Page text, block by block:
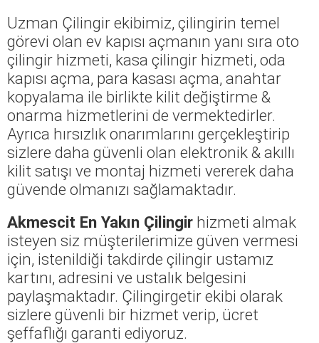
Uzman Çilingir ekibimiz, çilingirin temel
görevi olan ev kapısı açmanın yanı sıra oto
çilingir hizmeti, kasa çilingir hizmeti, oda
kapısı açma, para kasası açma, anahtar
kopyalama ile birlikte kilit değiştirme &
onarma hizmetlerini de vermektedirler.
Ayrıca hırsızlık onarımlarını gerçekleştirip
sizlere daha güvenli olan elektronik & akıllı
kilit satışı ve montaj hizmeti vererek daha
güvende olmanızı sağlamaktadır.
Akmescit En Yakın Çilingir hizmeti almak
isteyen siz müşterilerimize güven vermesi
için, istenildiği takdirde çilingir ustamız
kartını, adresini ve ustalık belgesini
paylaşmaktadır. Çilingirgetir ekibi olarak
sizlere güvenli bir hizmet verip, ücret
şeffaflığı garanti ediyoruz.